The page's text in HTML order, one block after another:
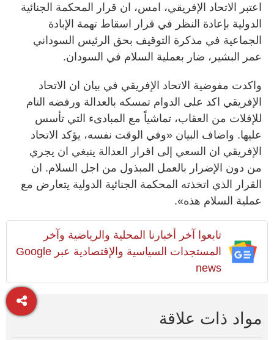
اعتبر الاتحاد الإفريقي، امس، ان قرار المحكمة الجنائية
الدولية بإعادة النظر في قرار اسقاط تهمة الإبادة
الجماعية في مذكرة التوقيف بحق الرئيس السوداني
عمر البشير، ضار بعملية السلام في السودان.
واكدت مفوضية الاتحاد الإفريقي في بيان ان الاتحاد
الإفريقي اكد على الدوام تمسكه بالعدالة ورفضه التام
للإفلات من العقاب، تماشياً مع المبادىء التي تأسس
عليها. واضاف البيان «وفي الوقت نفسه، يؤكد الاتحاد
الإفريقي ان السعي إلى اقرار العدالة ينبغي ان يجري
من دون الإضرار بالعمل المبذول من اجل السلام. ان
القرار الذي اتخذته المحكمة الجنائية الدولية يتعارض مع
عملية السلام هذه».
تابعوا آخر أخبارنا المحلية والرياضية وآخر
المستجدات السياسية والإقتصادية عبر Google
news
مواد ذات علاقة